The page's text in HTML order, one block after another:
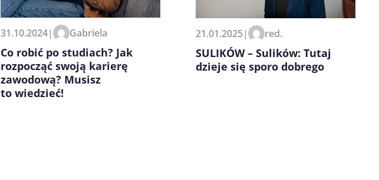
31.10.2024| Gabriela
Co robić po studiach? Jak
rozpocząć swoją karierę
zawodową? Musisz
to wiedzieć!
21.01.2025| red.
SULIKÓW – Sulików: Tutaj
dzieje się sporo dobrego